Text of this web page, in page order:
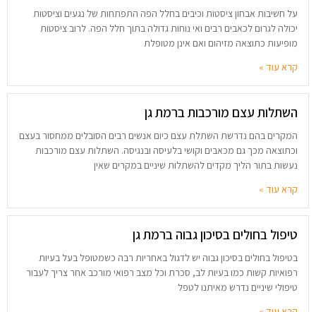
על חשיבות אבחון ציסטות וכיבים בחלל הפה התפתחות של נגעים וציסטות
יכולה לגרום לכאבים רבים ואי נוחות גדולה בתוך חלל הפה. לרוב ציסטות
מופיעות כתוצאה מזיהום ואם אינן מטופלת
קרא עוד »
השתלות עצם מורכבות ברמת גן
המקרים בהם נדרשת השתלת עצם כיום אנשים רבים הסובלים ממחסור בעצם
וכתוצאה מכך גם מכאבים וקושי בלעיסה ובנגיסה. השתלות עצם מורכבות
נעשות בתור הליך מקדים להשתלות שיניים במקרים שאין
קרא עוד »
טיפול בחולים בסיכון גבוה ברמת גן
בטיפול בחולים בסיכון גבוה יש לדגול באחריות רבה כשמטופל בעל בעיות
רפואיות קשות כמו בעיות לב, סכרת וכל מצב רפואי מורכב אחר צריך לעבור
טיפולי שיניים נדרש מאיתנו לטפל